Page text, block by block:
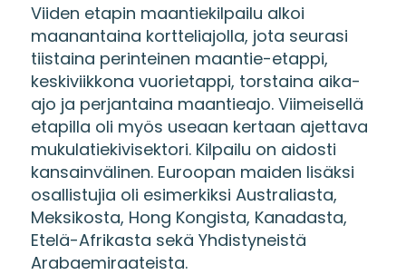
Viiden etapin maantiekilpailu alkoi
maanantaina kortteliajolla, jota seurasi
tiistaina perinteinen maantie-etappi,
keskiviikkona vuorietappi, torstaina aika-
ajo ja perjantaina maantieajo. Viimeisellä
etapilla oli myös useaan kertaan ajettava
mukulatiekivisektori. Kilpailu on aidosti
kansainvälinen. Euroopan maiden lisäksi
osallistujia oli esimerkiksi Australiasta,
Meksikosta, Hong Kongista, Kanadasta,
Etelä-Afrikasta sekä Yhdistyneistä
Arabaemiraateista.